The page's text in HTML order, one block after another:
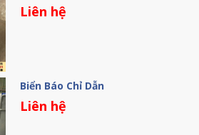
Liên hệ
Biển Báo Chỉ Dẫn
Liên hệ